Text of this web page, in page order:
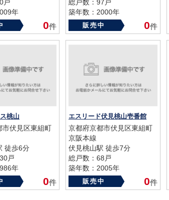
戸
年
0件
総戸数：97戸
築年数：2000年
販売中 0件
桃山
市伏見区東組町
徒歩6分
戸
年
0件
エスリード伏見桃山壱番館
京都府京都市伏見区東組町
京阪本線
伏見桃山駅 徒歩7分
総戸数：68戸
築年数：2005年
販売中 0件